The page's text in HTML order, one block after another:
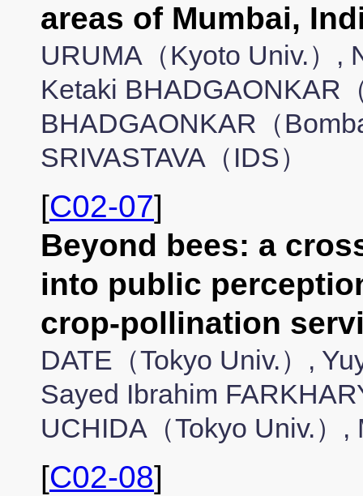
areas of Mumbai,
URUMA（Kyoto Univ.）,
Ketaki BHADGAONKAR
BHADGAONKAR（
SRIVASTAVA（IDS）
[C02-07]
Beyond bees: a
into public
crop-pollination
DATE（Tokyo Univ.）,
Sayed Ibrahim
UCHIDA（Tokyo Univ.）
[C02-08]